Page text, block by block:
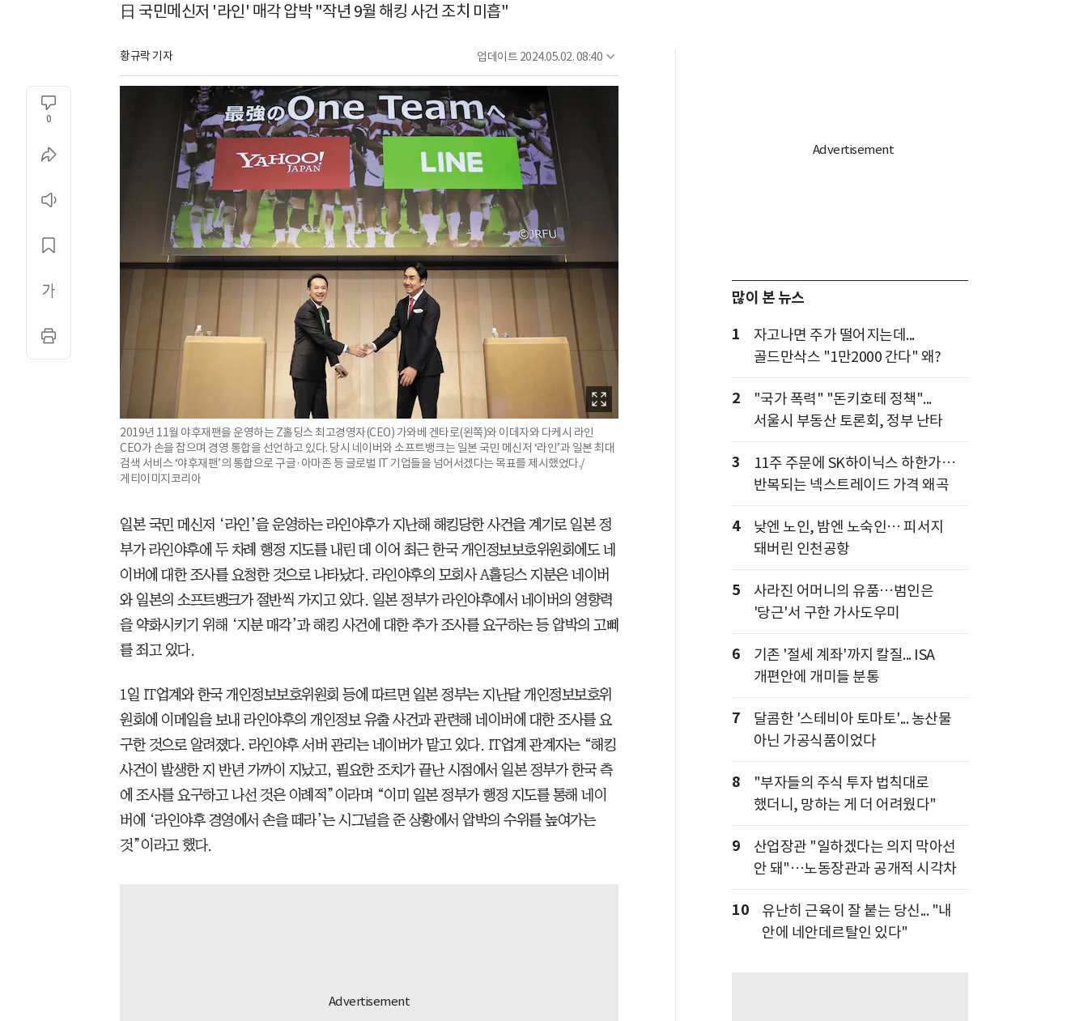
日 국민메신저 '라인' 매각 압박 "작년 9월 해킹 사건 조치 미흡"
황규락 기자 업데이트 2024.05.02. 08:40
0
2019년 11월 야후재팬을 운영하는 Z홀딩스 최고경영자(CEO) 가와베 겐타로(왼쪽)와 이데자와 다케시 라인
CEO가 손을 잡으며 경영 통합을 선언하고 있다. 당시 네이버와 소프트뱅크는 일본 국민 메신저 ‘라인’과 일본 최대
검색 서비스 ‘야후재팬’의 통합으로 구글·아마존 등 글로벌 IT 기업들을 넘어서겠다는 목표를 제시했었다./
게티이미지코리아
일본 국민 메신저 ‘라인’을 운영하는 라인야후가 지난해 해킹당한 사건을 계기로 일본 정
부가 라인야후에 두 차례 행정 지도를 내린 데 이어 최근 한국 개인정보보호위원회에도 네
이버에 대한 조사를 요청한 것으로 나타났다. 라인야후의 모회사 A홀딩스 지분은 네이버
와 일본의 소프트뱅크가 절반씩 가지고 있다. 일본 정부가 라인야후에서 네이버의 영향력
을 약화시키기 위해 ‘지분 매각’과 해킹 사건에 대한 추가 조사를 요구하는 등 압박의 고삐
를 죄고 있다.
1일 IT업계와 한국 개인정보보호위원회 등에 따르면 일본 정부는 지난달 개인정보보호위
원회에 이메일을 보내 라인야후의 개인정보 유출 사건과 관련해 네이버에 대한 조사를 요
구한 것으로 알려졌다. 라인야후 서버 관리는 네이버가 맡고 있다. IT업계 관계자는 “해킹
사건이 발생한 지 반년 가까이 지났고, 필요한 조치가 끝난 시점에서 일본 정부가 한국 측
에 조사를 요구하고 나선 것은 이례적”이라며 “이미 일본 정부가 행정 지도를 통해 네이
버에 ‘라인야후 경영에서 손을 떼라’는 시그널을 준 상황에서 압박의 수위를 높여가는
것”이라고 했다.
많이 본 뉴스
1
자고나면 주가 떨어지는데...
골드만삭스 "1만2000 간다" 왜?
2
"국가 폭력" "돈키호테 정책"...
서울시 부동산 토론회, 정부 난타
3
11주 주문에 SK하이닉스 하한가…
반복되는 넥스트레이드 가격 왜곡
4
낮엔 노인, 밤엔 노숙인… 피서지
돼버린 인천공항
5
사라진 어머니의 유품…범인은
'당근'서 구한 가사도우미
6
기존 '절세 계좌'까지 칼질... ISA
개편안에 개미들 분통
7
달콤한 '스테비아 토마토'... 농산물
아닌 가공식품이었다
8
"부자들의 주식 투자 법칙대로
했더니, 망하는 게 더 어려웠다"
9
산업장관 "일하겠다는 의지 막아선
안 돼"…노동장관과 공개적 시각차
10
유난히 근육이 잘 붙는 당신... "내
안에 네안데르탈인 있다"